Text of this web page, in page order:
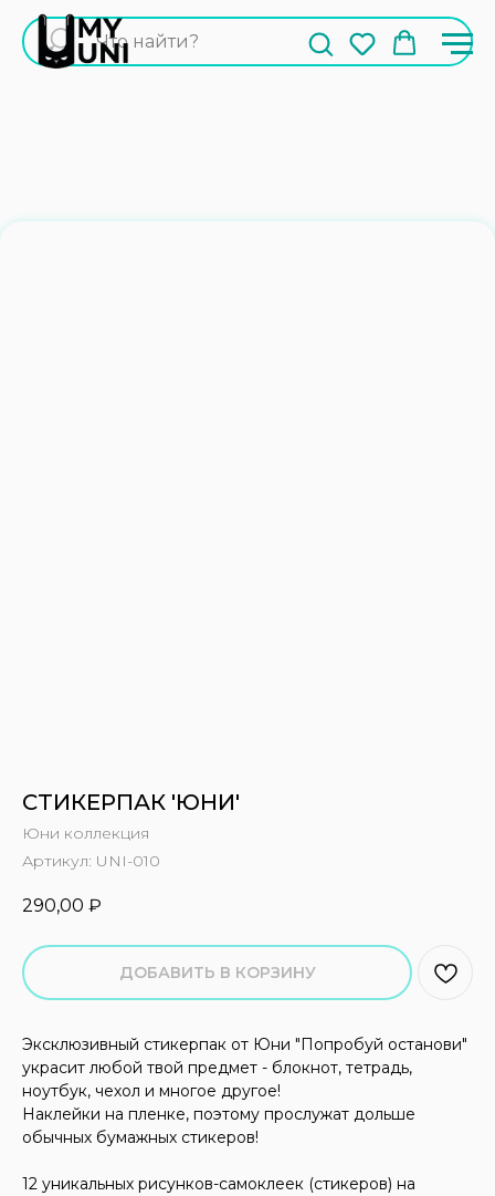
СТИКЕРПАК 'ЮНИ'
Юни коллекция
Артикул: UNI-010
290,00 ₽
ДОБАВИТЬ В КОРЗИНУ
Эксклюзивный стикерпак от Юни "Попробуй останови"
украсит любой твой предмет - блокнот, тетрадь,
ноутбук, чехол и многое другое!
Наклейки на пленке, поэтому прослужат дольше
обычных бумажных стикеров!
12 уникальных рисунков-самоклеек (стикеров) на